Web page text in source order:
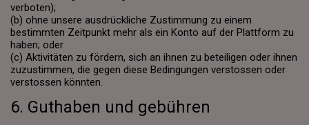
verboten);
(b) ohne unsere ausdrückliche Zustimmung zu einem
bestimmten Zeitpunkt mehr als ein Konto auf der Plattform zu
haben; oder
(c) Aktivitäten zu fördern, sich an ihnen zu beteiligen oder ihnen
zuzustimmen, die gegen diese Bedingungen verstossen oder
verstossen könnten.
6. Guthaben und gebühren